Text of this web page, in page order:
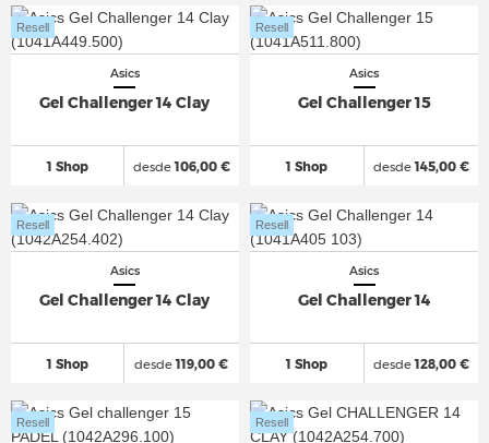
Asics
Gel Challenger 14 Clay
1 Shop
Resell
desde106,00 €
Asics
Gel Challenger 15
1 Shop
Resell
desde145,00 €
Asics
Gel Challenger 14 Clay
1 Shop
Resell
desde119,00 €
Asics
Gel Challenger 14
1 Shop
Resell
desde128,00 €
Resell Resell